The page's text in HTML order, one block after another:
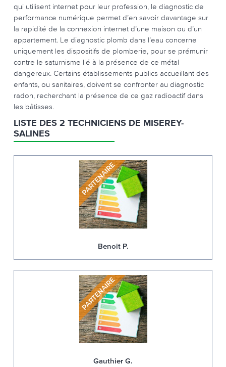
qui utilisent internet pour leur profession, le diagnostic de
performance numérique permet d’en savoir davantage sur
la rapidité de la connexion internet d’une maison ou d’un
appartement. Le diagnostic plomb dans l’eau concerne
uniquement les dispositifs de plomberie, pour se prémunir
contre le saturnisme lié à la présence de ce métal
dangereux. Certains établissements publics accueillant des
enfants, ou sanitaires, doivent se confronter au diagnostic
radon, recherchant la présence de ce gaz radioactif dans
les bâtisses.
LISTE DES 2 TECHNICIENS DE MISEREY-
SALINES
Benoit P.
Gauthier G.